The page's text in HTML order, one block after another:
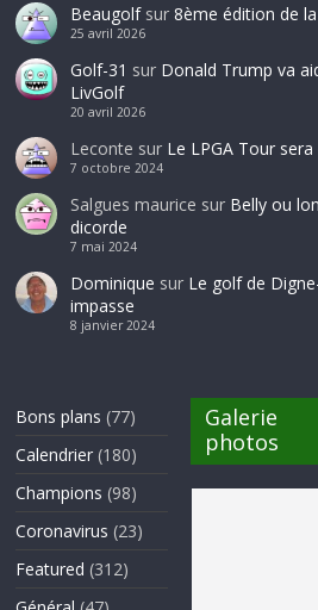
Beaugolfsur 8ème édition de
25 avril 2026
Golf-31 sur Donald Trump va
LivGolf
20 avril 2026
Leconte sur Le LPGA Tour
7 octobre 2024
Salgues maurice sur Belly ou
dicorde
7 mai 2024
Dominique sur Le golf de
impasse
8 janvier 2024
Bons plans (77)
Calendrier (180)
Champions (98)
Coronavirus (23)
Featured (312)
Galerie
photos